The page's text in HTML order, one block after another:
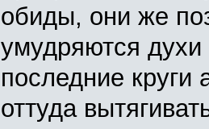
обиды, они же
умудряются духи
последние круги
оттуда